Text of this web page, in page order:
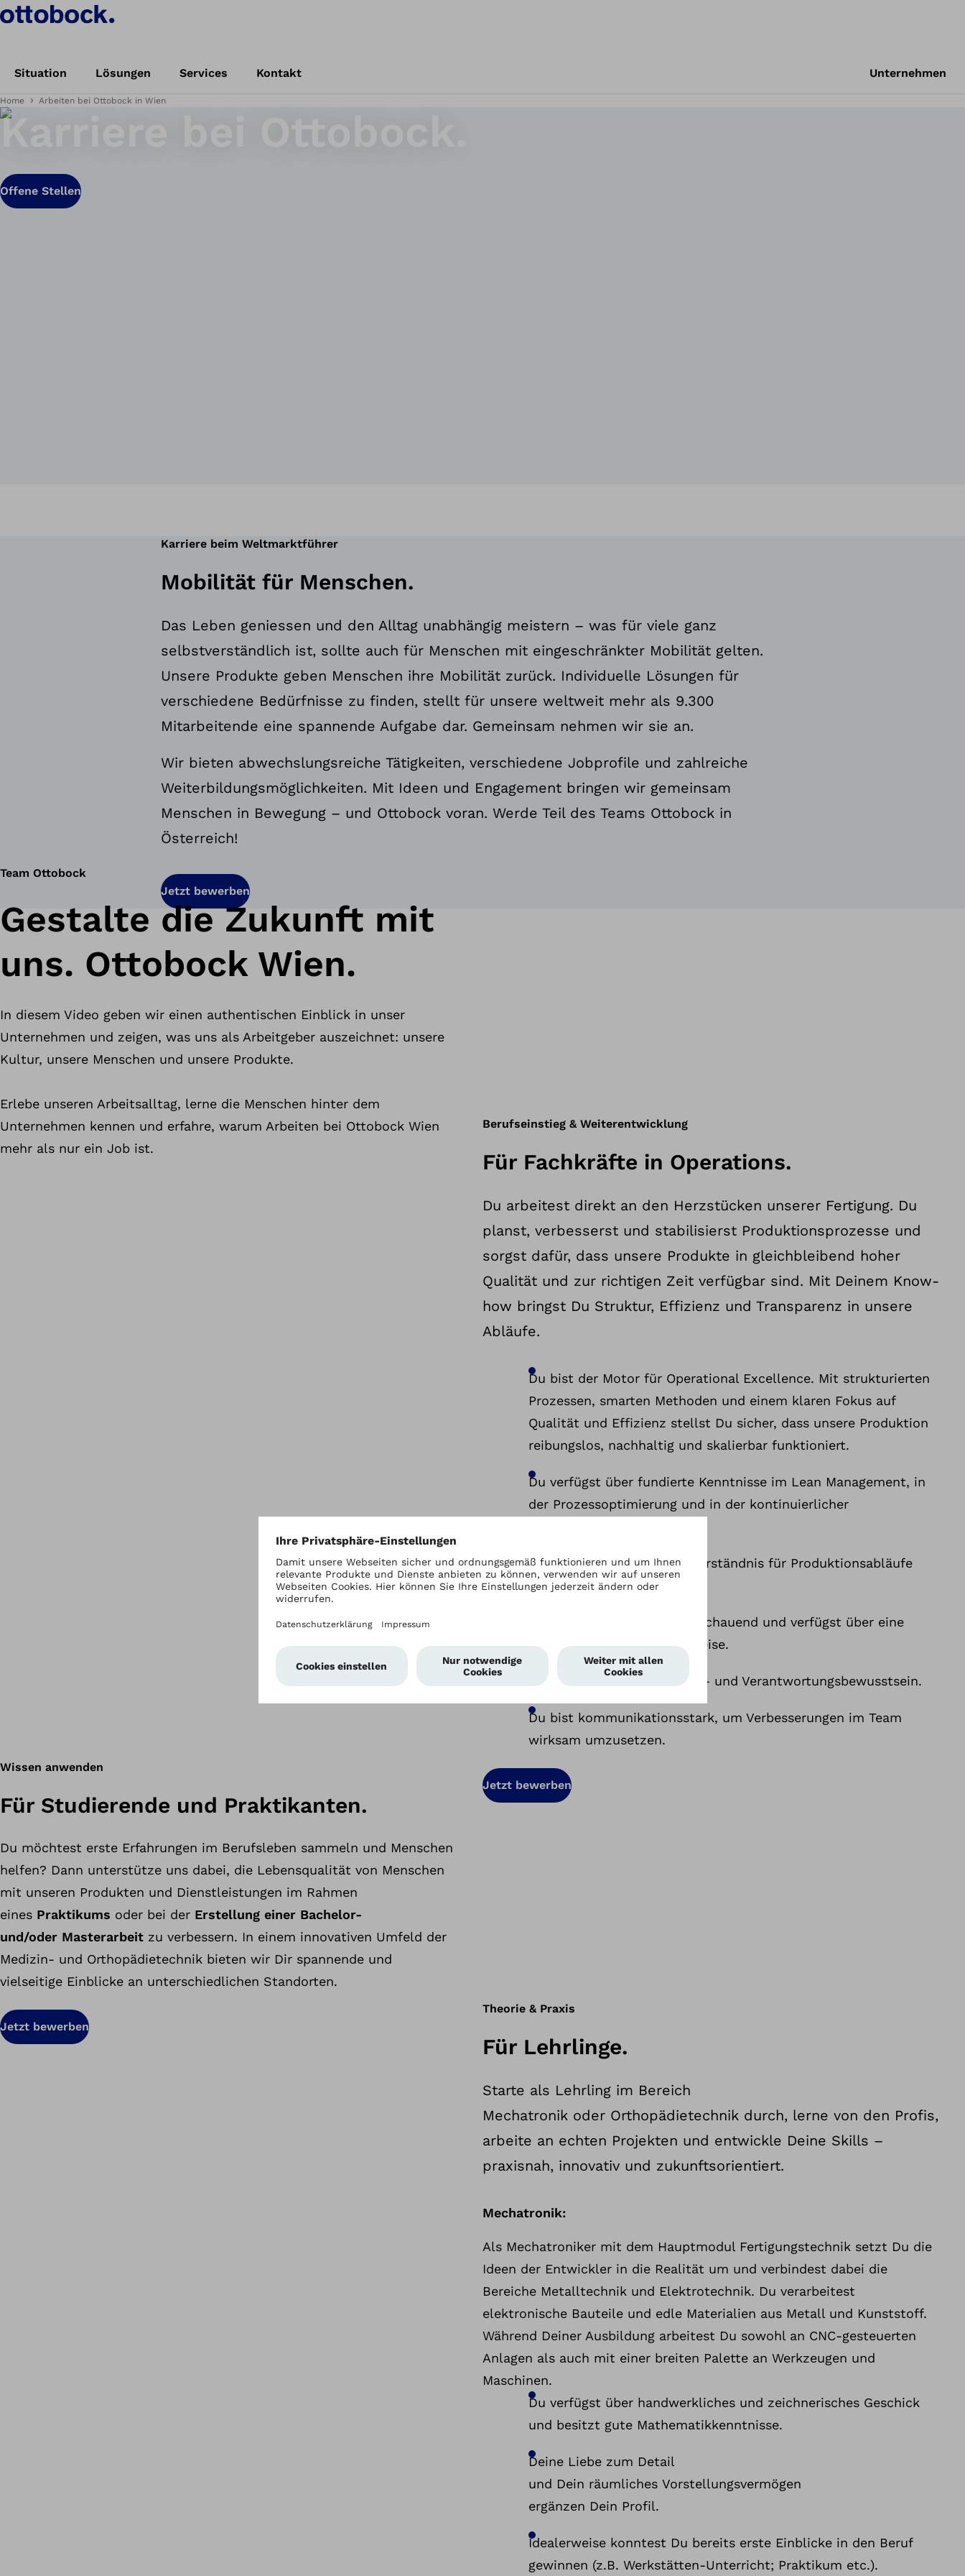
Situation Lösungen Services Kontakt Unternehmen
Home Arbeiten bei Ottobock in Wien
Karriere bei Ottobock.
Offene Stellen
Karriere beim Weltmarktführer
Mobilität für Menschen.
Das Leben geniessen und den Alltag unabhängig meistern – was für viele ganz
selbstverständlich ist, sollte auch für Menschen mit eingeschränkter Mobilität gelten.
Unsere Produkte geben Menschen ihre Mobilität zurück. Individuelle Lösungen für
verschiedene Bedürfnisse zu finden, stellt für unsere weltweit mehr als 9.300
Mitarbeitende eine spannende Aufgabe dar. Gemeinsam nehmen wir sie an.​
​Wir bieten abwechslungsreiche Tätigkeiten, verschiedene Jobprofile und zahlreiche
Weiterbildungsmöglichkeiten. Mit Ideen und Engagement bringen wir gemeinsam
Menschen in Bewegung – und Ottobock voran. Werde Teil des Teams Ottobock in
Österreich!
Jetzt bewerben
Team Ottobock
Gestalte die Zukunft mit
uns. Ottobock Wien.
In diesem Video geben wir einen authentischen Einblick in unser
Unternehmen und zeigen, was uns als Arbeitgeber auszeichnet: unsere
Kultur, unsere Menschen und unsere Produkte.
Erlebe unseren Arbeitsalltag, lerne die Menschen hinter dem
Unternehmen kennen und erfahre, warum Arbeiten bei Ottobock Wien
mehr als nur ein Job ist.
Berufseinstieg & Weiterentwicklung
Für Fachkräfte in Operations.
Du arbeitest direkt an den Herzstücken unserer Fertigung. Du
planst, verbesserst und stabilisierst Produktionsprozesse und
sorgst dafür, dass unsere Produkte in gleichbleibend hoher
Qualität und zur richtigen Zeit verfügbar sind. Mit Deinem Know-
how bringst Du Struktur, Effizienz und Transparenz in unsere
Abläufe.
Du bist der Motor für Operational Excellence. Mit strukturierten
Prozessen, smarten Methoden und einem klaren Fokus auf
Qualität und Effizienz stellst Du sicher, dass unsere Produktion
reibungslos, nachhaltig und skalierbar funktioniert.
Du verfügst über fundierte Kenntnisse im Lean Management, in
der Prozessoptimierung und in der kontinuierlicher
Du hast ein ausgeprägtes Verständnis für Produktionsabläufe
und Fertigungstechniken.
Du bist strukturiert, vorausschauend und verfügst über eine
prozessorientierte Arbeitsweise.
Du hast ein hohes Qualitäts- und Verantwortungsbewusstsein.
Du bist kommunikationsstark, um Verbesserungen im Team
wirksam umzusetzen.
Jetzt bewerben
Wissen anwenden
Für Studierende und Praktikanten.
Du möchtest erste Erfahrungen im Berufsleben sammeln und Menschen
helfen? Dann unterstütze uns dabei, die Lebensqualität von Menschen
mit unseren Produkten und Dienstleistungen im Rahmen
eines Praktikums oder bei der Erstellung einer Bachelor-
und/oder Masterarbeit zu verbessern. In einem innovativen Umfeld der
Medizin- und Orthopädietechnik bieten wir Dir spannende und
vielseitige Einblicke an unterschiedlichen Standorten.
Jetzt bewerben
Theorie & Praxis
Für Lehrlinge.
Starte als Lehrling im Bereich
Mechatronik oder Orthopädietechnik durch, lerne von den Profis,
arbeite an echten Projekten und entwickle Deine Skills –
praxisnah, innovativ und zukunftsorientiert.
Mechatronik:
Als Mechatroniker mit dem Hauptmodul Fertigungstechnik setzt Du die
Ideen der Entwickler in die Realität um und verbindest dabei die
Bereiche Metalltechnik und Elektrotechnik. Du verarbeitest
elektronische Bauteile und edle Materialien aus Metall und Kunststoff.
Während Deiner Ausbildung arbeitest Du sowohl an CNC-gesteuerten
Anlagen als auch mit einer breiten Palette an Werkzeugen und
Maschinen.
Du verfügst über handwerkliches und zeichnerisches Geschick
und besitzt gute Mathematikkenntnisse.
Deine Liebe zum Detail
und Dein räumliches Vorstellungsvermögen
ergänzen Dein Profil.
Idealerweise konntest Du bereits erste Einblicke in den Beruf
gewinnen (z.B. Werkstätten-Unterricht; Praktikum etc.).